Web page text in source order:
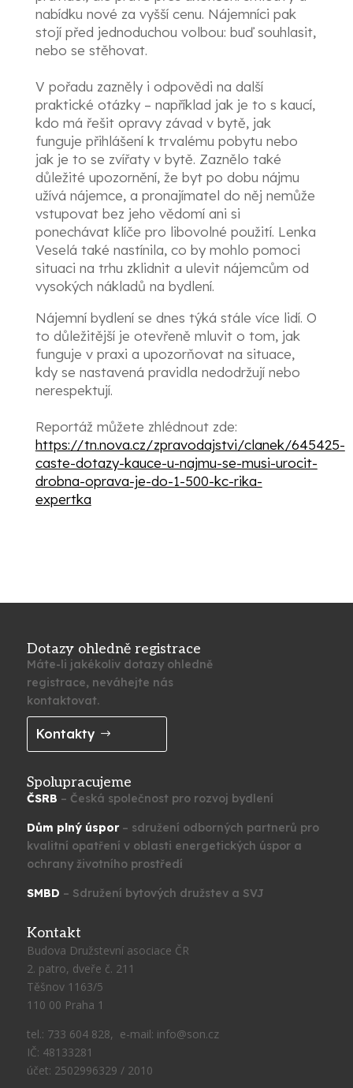
nabídku nové za vyšší cenu. Nájemníci pak
stojí před jednoduchou volbou: buď souhlasit,
nebo se stěhovat.
V pořadu zazněly i odpovědi na další
praktické otázky – například jak je to s kaucí,
kdo má řešit opravy závad v bytě, jak
funguje přihlášení k trvalému pobytu nebo
jak je to se zvířaty v bytě. Zaznělo také
důležité upozornění, že byt po dobu nájmu
užívá nájemce, a pronajímatel do něj nemůže
vstupovat bez jeho vědomí ani si
ponechávat klíče pro libovolné použití. Lenka
Veselá také nastínila, co by mohlo pomoci
situaci na trhu zklidnit a ulevit nájemcům od
vysokých nákladů na bydlení.
Nájemní bydlení se dnes týká stále více lidí. O
to důležitější je otevřeně mluvit o tom, jak
funguje v praxi a upozorňovat na situace,
kdy se nastavená pravidla nedodržují nebo
nerespektují.
Reportáž můžete zhlédnout zde:
https://tn.nova.cz/zpravodajstvi/clanek/645425-
caste-dotazy-kauce-u-najmu-se-musi-urocit-
drobna-oprava-je-do-1-500-kc-rika-
expertka
Dotazy ohledně registrace
Máte-li jakékoliv dotazy ohledně
registrace, neváhejte nás
kontaktovat.
Kontakty
Spolupracujeme
ČSRB – Česká společnost pro rozvoj bydlení
Dům plný úspor– sdružení odborných partnerů pro
kvalitní opatření v oblasti energetických úspor a
ochrany životního prostředí
SMBD – Sdružení bytových družstev a SVJ
Kontakt
Budova Družstevní asociace ČR
2. patro, dveře č. 211
Těšnov 1163/5
110 00 Praha 1
tel.: 733 604 828, e-mail: info@son.cz
IČ: 48133281
účet: 2502996329 / 2010